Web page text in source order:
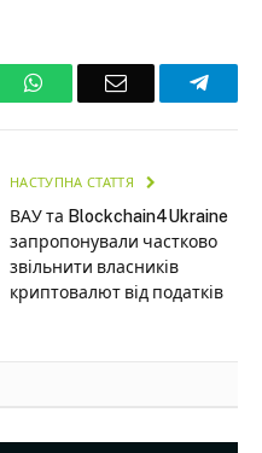
WhatsAppEmail
НАСТУПНА СТАТТЯ
ВАУ та Blockchain4Ukraine
запропонували частково
звільнити власників
криптовалют від податків